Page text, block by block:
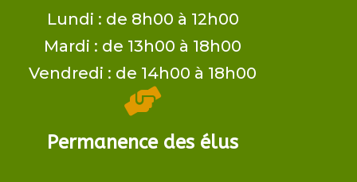
Lundi : de 8h00 à 12h00
Mardi : de 13h00 à 18h00
Vendredi : de 14h00 à 18h00

Permanence des élus